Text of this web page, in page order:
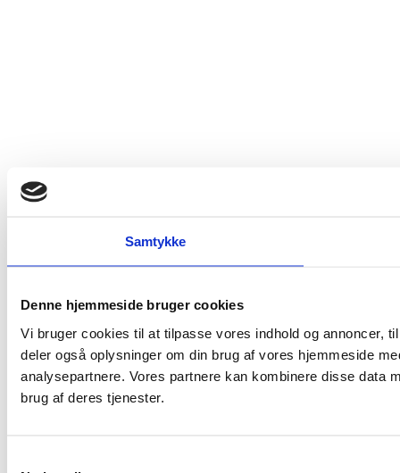
Samtykke
Denne hjemmeside bruger cookies
Vi bruger cookies til at tilpasse vores indhold og annoncer,
deler også oplysninger om din brug af vores hjemmeside
analysepartnere. Vores partnere kan kombinere disse data
brug af deres tjenester.